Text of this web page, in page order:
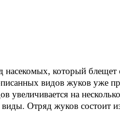
который блещет
видов жуков уже
увеличивается на
виды. Отряд жуков состоит